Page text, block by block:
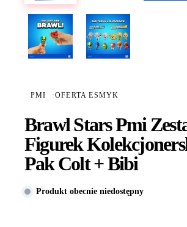
PMI ·OFERTA ESMYK
Brawl Stars Pmi
Figurek
Pak Colt + Bibi
Produkt obecnie niedostępny